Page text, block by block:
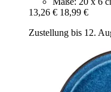
13,26 € 18,99 €
Zustellung bis 12.